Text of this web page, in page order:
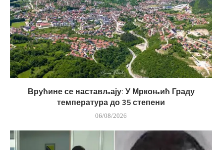
Врућине се настављају: У Мркоњић Граду
температура до 35 степени
06/08/2026